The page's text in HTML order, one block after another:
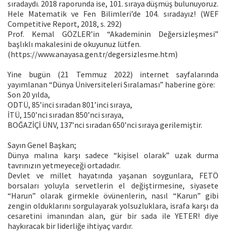
sıradaydı. 2018 raporunda ise, 101. sıraya düşmüş bulunuyoruz.
Hele Matematik ve Fen Bilimleri’de 104. sıradayız! (WEF
Competitive Report, 2018, s. 292)
Prof. Kemal GÖZLER’in “Akademinin Değersizleşmesi”
başlıklı makalesini de okuyunuz lütfen.
(https://www.anayasa.gen.tr/degersizlesme.htm)
Yine bugün (21 Temmuz 2022) internet sayfalarında
yayımlanan “Dünya Üniversiteleri Sıralaması” haberine göre:
Son 20 yılda,
ODTÜ, 85’inci sıradan 801’inci sıraya,
İTÜ, 150’nci sıradan 850’nci sıraya,
BOĞAZİÇİ ÜNV, 137’nci sıradan 650’nci sıraya gerilemiştir.
Sayın Genel Başkan;
Dünya malına karşı sadece “kişisel olarak” uzak durma
tavrınızın yetmeyeceği ortadadır.
Devlet ve millet hayatında yaşanan soygunlara, FETÖ
borsaları yoluyla servetlerin el değiştirmesine, siyasete
“Harun” olarak girmekle övünenlerin, nasıl “Karun” gibi
zengin olduklarını sorgulayarak yolsuzluklara, israfa karşı da
cesaretini imanından alan, gür bir sada ile YETER! diye
haykıracak bir liderliğe ihtiyaç vardır.